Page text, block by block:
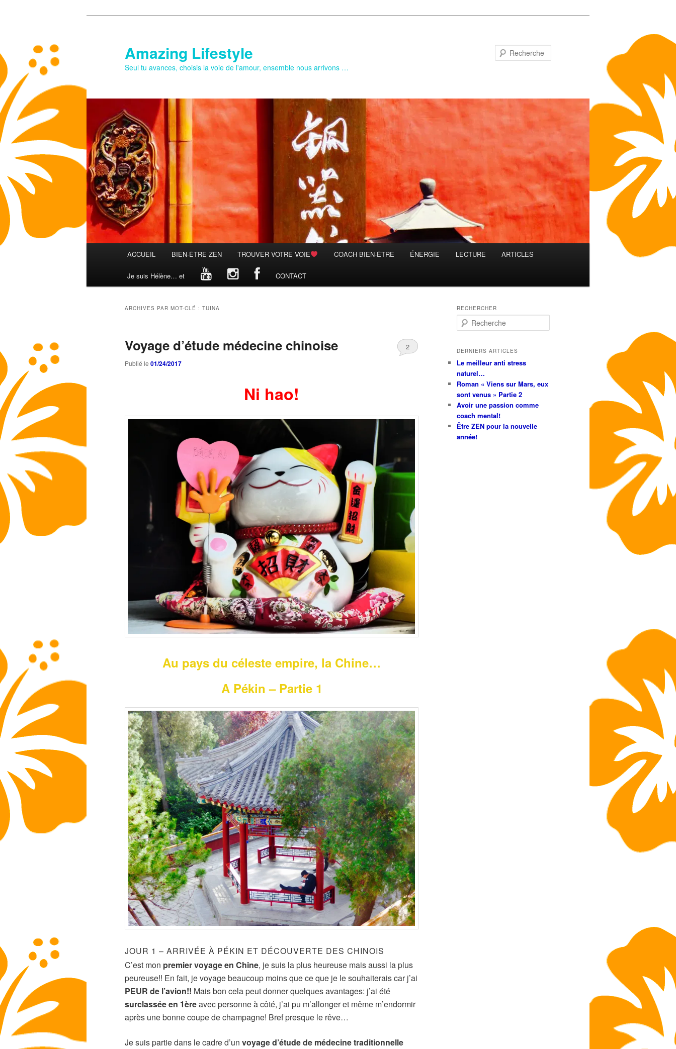
contenu
principal
contenu
secondaire
Amazing Lifestyle
Seul tu avances, choisis la voie de l'amour, ensemble nous arrivons …
ACCUEIL BIEN-ÊTRE ZEN TROUVER VOTRE VOIE COACH BIEN-ÊTRE ÉNERGIE LECTURE ARTICLES
Je suis Hélène… et CONTACT
ARCHIVES PAR MOT-CLÉ : TUINA
Voyage d’étude médecine chinoise
Publié le 01/24/2017
2
Ni hao!
Au pays du céleste empire, la Chine…
A Pékin – Partie 1
JOUR 1 – ARRIVÉE À PÉKIN ET DÉCOUVERTE DES CHINOIS
C’est mon premier voyage en Chine, je suis la plus heureuse mais aussi la plus
peureuse!! En fait, je voyage beaucoup moins que ce que je le souhaiterais car j’ai
PEUR de l’avion!! Mais bon cela peut donner quelques avantages: j’ai été
surclassée en 1èreavec personne à côté, j’ai pu m’allonger et même m’endormir
après une bonne coupe de champagne! Bref presque le rêve…
Je suis partie dans le cadre d’un voyage d’étude de médecine traditionnelle
RECHERCHER
e
h
r
c
h
e
DERNIERS ARTICLES
Le meilleur anti stress
naturel…
Roman « Viens sur Mars, eux
sont venus » Partie 2
Avoir une passion comme
coach mental!
Être ZEN pour la nouvelle
année!